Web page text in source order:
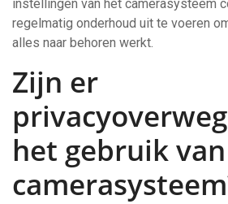
instellingen van het camerasysteem
regelmatig onderhoud uit te voeren
alles naar behoren werkt.
Zijn er
het gebruik